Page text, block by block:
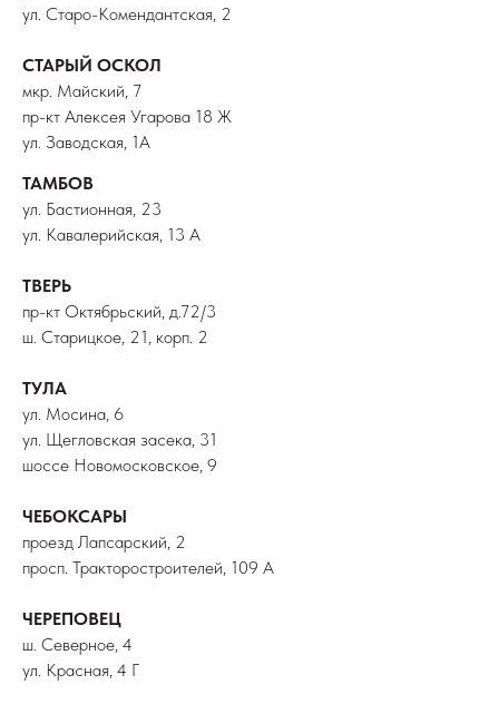
ул. Старо-Комендантская, 2
СТАРЫЙ ОСКОЛ
мкр. Майский, 7
пр-кт Алексея Угарова 18 Ж
ул. Заводская, 1А
ТАМБОВ
ул. Бастионная, 23
ул. Кавалерийская, 13 А
ТВЕРЬ
пр-кт Октябрьский, д.72/3
ш. Старицкое, 21, корп. 2
ТУЛА
ул. Мосина, 6
ул. Щегловская засека, 31
шоссе Новомосковское, 9
ЧЕБОКСАРЫ
проезд Лапсарский, 2
просп. Тракторостроителей, 109 А
ЧЕРЕПОВЕЦ
ш. Северное, 4
ул. Красная, 4 Г